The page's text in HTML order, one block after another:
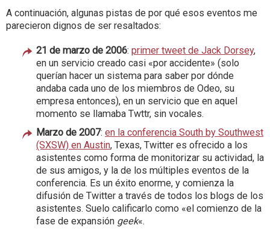
A continuación, algunas pistas de por qué esos eventos me
parecieron dignos de ser resaltados:
21 de marzo de 2006: primer tweet de Jack Dorsey,
en un servicio creado casi «por accidente» (solo
querían hacer un sistema para saber por dónde
andaba cada uno de los miembros de Odeo, su
empresa entonces), en un servicio que en aquel
momento se llamaba Twttr, sin vocales.
Marzo de 2007: en la conferencia South by Southwest
(SXSW) en Austin, Texas, Twitter es ofrecido a los
asistentes como forma de monitorizar su actividad, la
de sus amigos, y la de los múltiples eventos de la
conferencia. Es un éxito enorme, y comienza la
difusión de Twitter a través de todos los blogs de los
asistentes. Suelo calificarlo como «el comienzo de la
fase de expansión geek«.